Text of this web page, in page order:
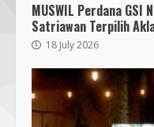
MUSWIL Perdana GSI
Satriawan Terpilih
18 July 2026